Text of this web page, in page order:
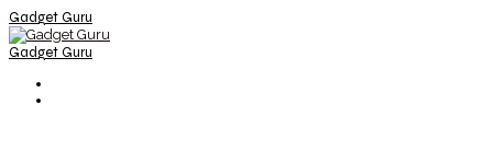
Gadget Guru
Gadget Guru